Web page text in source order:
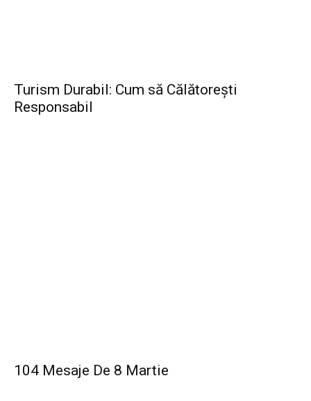
Turism Durabil: Cum să Călătorești
Responsabil
104 Mesaje De 8 Martie